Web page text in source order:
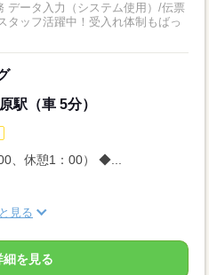
ッフ活躍中！受入れ体制もばっ
駅（車 5分）
、休憩1：00） ◆...
見る
細を見る